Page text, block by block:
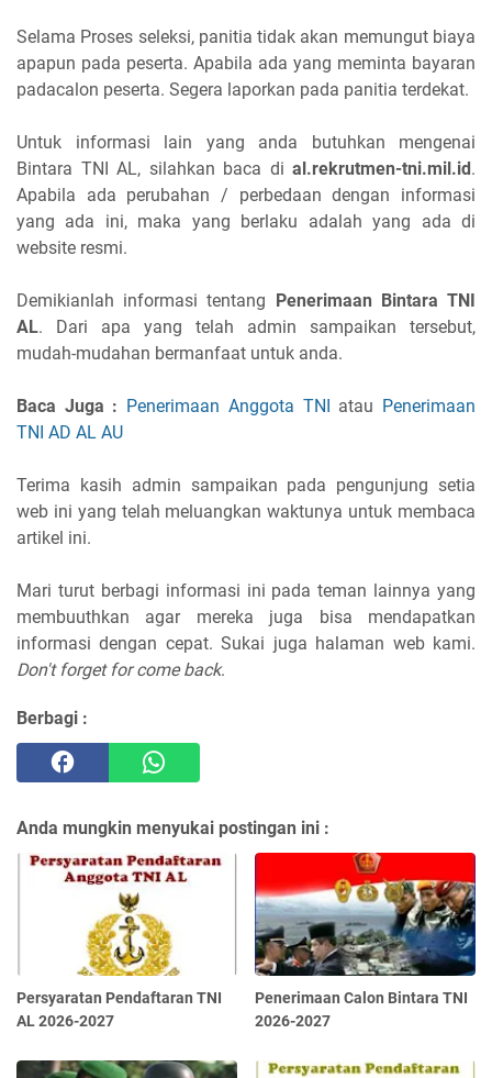
Selama Proses seleksi, panitia tidak akan memungut biaya
apapun pada peserta. Apabila ada yang meminta bayaran
padacalon peserta. Segera laporkan pada panitia terdekat.
Untuk informasi lain yang anda butuhkan mengenai
Bintara TNI AL, silahkan baca di al.rekrutmen-tni.mil.id.
Apabila ada perubahan / perbedaan dengan informasi
yang ada ini, maka yang berlaku adalah yang ada di
website resmi.
Demikianlah informasi tentang Penerimaan Bintara TNI
AL. Dari apa yang telah admin sampaikan tersebut,
mudah-mudahan bermanfaat untuk anda.
Baca Juga : Penerimaan Anggota TNI atau Penerimaan
TNI AD AL AU
Terima kasih admin sampaikan pada pengunjung setia
web ini yang telah meluangkan waktunya untuk membaca
artikel ini.
Mari turut berbagi informasi ini pada teman lainnya yang
membuuthkan agar mereka juga bisa mendapatkan
informasi dengan cepat. Sukai juga halaman web kami.
Don't forget for come back.
Berbagi :
Anda mungkin menyukai postingan ini :
Persyaratan Pendaftaran TNI
AL 2026-2027
Penerimaan Calon Bintara TNI
2026-2027